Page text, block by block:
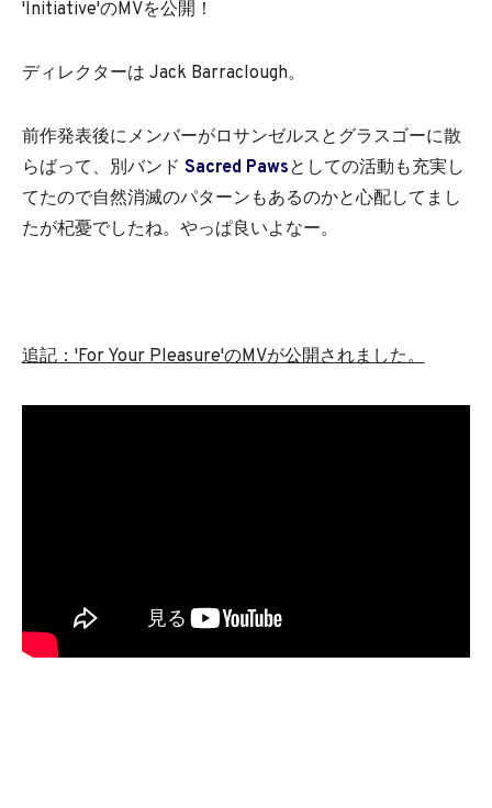
'Initiative'のMVを公開！
ディレクターは Jack Barraclough。
前作発表後にメンバーがロサンゼルスとグラスゴーに散
らばって、別バンド Sacred Pawsとしての活動も充実し
てたので自然消滅のパターンもあるのかと心配してまし
たが杞憂でしたね。やっぱ良いよなー。
追記：'For Your Pleasure'のMVが公開されました。